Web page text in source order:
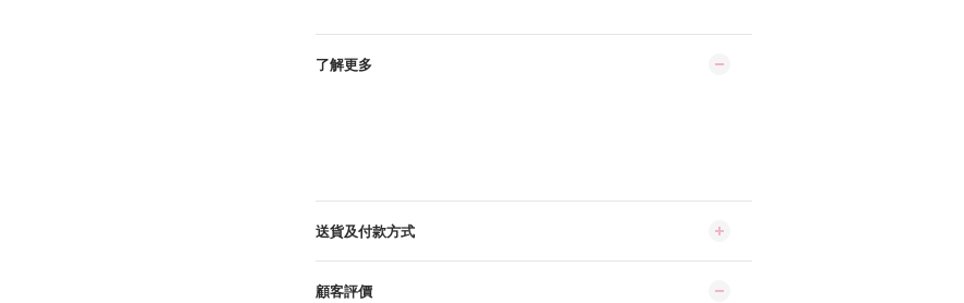
了解更多
送貨及付款方式
顧客評價